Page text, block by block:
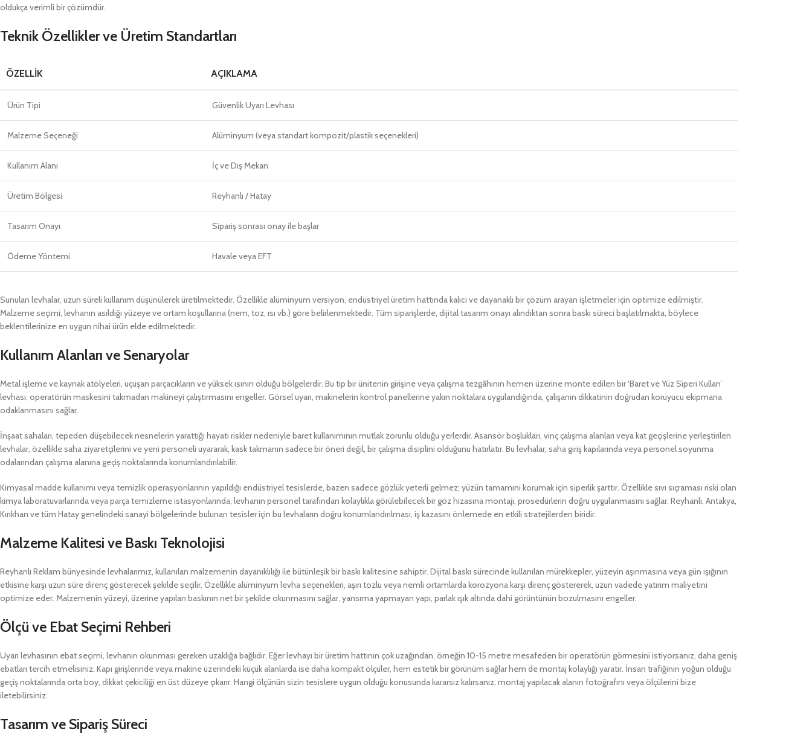
oldukça verimli bir çözümdür.
Teknik Özellikler ve Üretim Standartları
ÖZELLIK AÇIKLAMA
Ürün Tipi Güvenlik Uyarı Levhası
Malzeme Seçeneği Alüminyum (veya standart kompozit/plastik seçenekleri)
Kullanım Alanı İç ve Dış Mekan
Üretim Bölgesi Reyhanlı / Hatay
Tasarım Onayı Sipariş sonrası onay ile başlar
Ödeme Yöntemi Havale veya EFT
Sunulan levhalar, uzun süreli kullanım düşünülerek üretilmektedir. Özellikle alüminyum versiyon, endüstriyel üretim hattında kalıcı ve dayanaklı bir çözüm arayan işletmeler için optimize edilmiştir.
Malzeme seçimi, levhanın asıldığı yüzeye ve ortam koşullarına (nem, toz, ısı vb.) göre belirlenmektedir. Tüm siparişlerde, dijital tasarım onayı alındıktan sonra baskı süreci başlatılmakta, böylece
beklentilerinize en uygun nihai ürün elde edilmektedir.
Kullanım Alanları ve Senaryolar
Metal işleme ve kaynak atölyeleri, uçuşan parçacıkların ve yüksek ısının olduğu bölgelerdir. Bu tip bir ünitenin girişine veya çalışma tezgâhının hemen üzerine monte edilen bir ‘Baret ve Yüz Siperi Kullan’
levhası, operatörün maskesini takmadan makineyi çalıştırmasını engeller. Görsel uyarı, makinelerin kontrol panellerine yakın noktalara uygulandığında, çalışanın dikkatinin doğrudan koruyucu ekipmana
odaklanmasını sağlar.
İnşaat sahaları, tepeden düşebilecek nesnelerin yarattığı hayati riskler nedeniyle baret kullanımının mutlak zorunlu olduğu yerlerdir. Asansör boşlukları, vinç çalışma alanları veya kat geçişlerine yerleştirilen
levhalar, özellikle saha ziyaretçilerini ve yeni personeli uyararak, kask takmanın sadece bir öneri değil, bir çalışma disiplini olduğunu hatırlatır. Bu levhalar, saha giriş kapılarında veya personel soyunma
odalarından çalışma alanına geçiş noktalarında konumlandırılabilir.
Kimyasal madde kullanımı veya temizlik operasyonlarının yapıldığı endüstriyel tesislerde, bazen sadece gözlük yeterli gelmez; yüzün tamamını korumak için siperlik şarttır. Özellikle sıvı sıçraması riski olan
kimya laboratuvarlarında veya parça temizleme istasyonlarında, levhanın personel tarafından kolaylıkla görülebilecek bir göz hizasına montajı, prosedürlerin doğru uygulanmasını sağlar. Reyhanlı, Antakya,
Kırıkhan ve tüm Hatay genelindeki sanayi bölgelerinde bulunan tesisler için bu levhaların doğru konumlandırılması, iş kazasını önlemede en etkili stratejilerden biridir.
Malzeme Kalitesi ve Baskı Teknolojisi
Reyhanlı Reklam bünyesinde levhalarımız, kullanılan malzemenin dayanıklılığı ile bütünleşik bir baskı kalitesine sahiptir. Dijital baskı sürecinde kullanılan mürekkepler, yüzeyin aşınmasına veya gün ışığının
etkisine karşı uzun süre direnç gösterecek şekilde seçilir. Özellikle alüminyum levha seçenekleri, aşırı tozlu veya nemli ortamlarda korozyona karşı direnç göstererek, uzun vadede yatırım maliyetini
optimize eder. Malzemenin yüzeyi, üzerine yapılan baskının net bir şekilde okunmasını sağlar, yansıma yapmayan yapı, parlak ışık altında dahi görüntünün bozulmasını engeller.
Ölçü ve Ebat Seçimi Rehberi
Uyarı levhasının ebat seçimi, levhanın okunması gereken uzaklığa bağlıdır. Eğer levhayı bir üretim hattının çok uzağından, örneğin 10-15 metre mesafeden bir operatörün görmesini istiyorsanız, daha geniş
ebatları tercih etmelisiniz. Kapı girişlerinde veya makine üzerindeki küçük alanlarda ise daha kompakt ölçüler, hem estetik bir görünüm sağlar hem de montaj kolaylığı yaratır. İnsan trafiğinin yoğun olduğu
geçiş noktalarında orta boy, dikkat çekiciliği en üst düzeye çıkarır. Hangi ölçünün sizin tesislere uygun olduğu konusunda kararsız kalırsanız, montaj yapılacak alanın fotoğrafını veya ölçülerini bize
iletebilirsiniz.
Tasarım ve Sipariş Süreci